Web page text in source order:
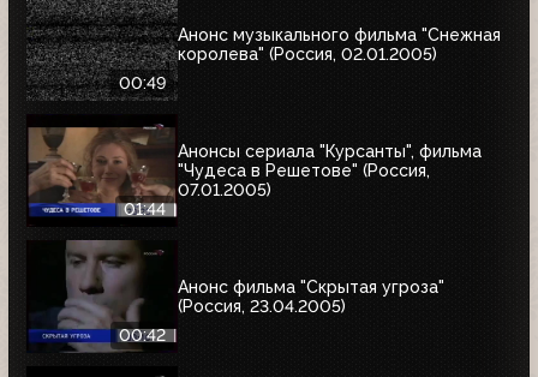
00:49
Анонс музыкального фильма "Снежная
королева" (Россия, 02.01.2005)
01:44
Анонсы сериала "Курсанты", фильма
"Чудеса в Решетове" (Россия,
07.01.2005)
00:42
Анонс фильма "Скрытая угроза"
(Россия, 23.04.2005)